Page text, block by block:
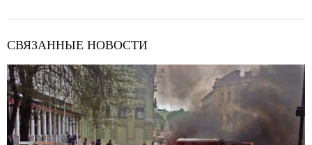
СВЯЗАННЫЕ НОВОСТИ